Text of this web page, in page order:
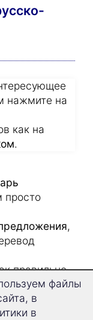
нажмите на
как на
.
просто
,
правильно
.
будете
файлы
в
в